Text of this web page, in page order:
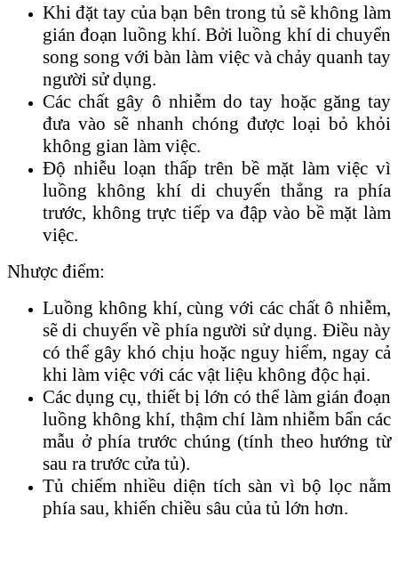
Khi đặt tay của bạn bên trong tủ sẽ không làm
gián đoạn luồng khí. Bởi luồng khí di chuyển
song song với bàn làm việc và chảy quanh tay
người sử dụng.
Các chất gây ô nhiễm do tay hoặc găng tay
đưa vào sẽ nhanh chóng được loại bỏ khỏi
không gian làm việc.
Độ nhiễu loạn thấp trên bề mặt làm việc vì
luồng không khí di chuyển thẳng ra phía
trước, không trực tiếp va đập vào bề mặt làm
việc.
Nhược điểm:
Luồng không khí, cùng với các chất ô nhiễm,
sẽ di chuyển về phía người sử dụng. Điều này
có thể gây khó chịu hoặc nguy hiểm, ngay cả
khi làm việc với các vật liệu không độc hại.
Các dụng cụ, thiết bị lớn có thể làm gián đoạn
luồng không khí, thậm chí làm nhiễm bẩn các
mẫu ở phía trước chúng (tính theo hướng từ
sau ra trước cửa tủ).
Tủ chiếm nhiều diện tích sàn vì bộ lọc nằm
phía sau, khiến chiều sâu của tủ lớn hơn.